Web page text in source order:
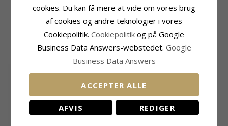
Leveringstid: 2-3 Hverdage
KUNDER DER HAR KØBT DENNE HAR
OGSÁ KØBT
cookies. Du kan få mere at vide om vores brug
af cookies og andre teknologier i vores
Cookiepolitik. Cookiepolitik og på Google
Business Data Answers-webstedet. Google
Business Data Answers
ACCEPTER ALLE
AFVIS REDIGER